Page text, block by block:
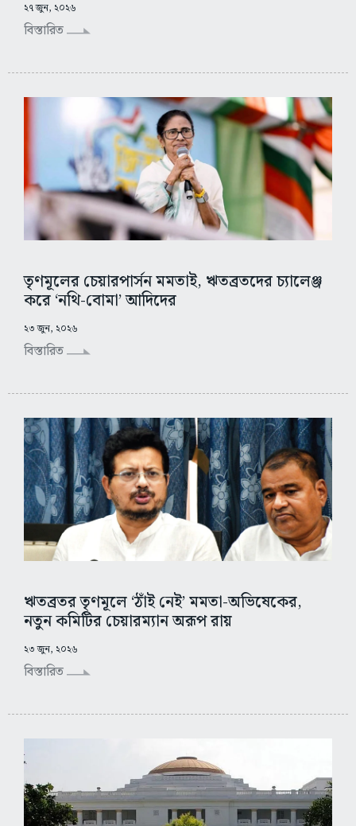
২৭ জুন, ২০২৬
বিস্তারিত
তৃণমূলের চেয়ারপার্সন মমতাই, ঋতব্রতদের চ্যালেঞ্জ
করে ‘নথি-বোমা’ আদিদের
২৩ জুন, ২০২৬
বিস্তারিত
ঋতব্রতর তৃণমূলে ‘ঠাঁই নেই’ মমতা-অভিষেকের,
নতুন কমিটির চেয়ারম্যান অরূপ রায়
২৩ জুন, ২০২৬
বিস্তারিত